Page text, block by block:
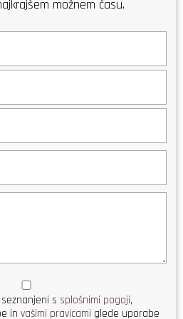
možnem času.
s splošnimi pogoji,
in vašimi pravicami glede uporabe